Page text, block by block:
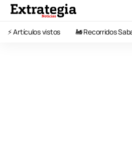
⚡️ Artículos vistos 🚂 Recorridos